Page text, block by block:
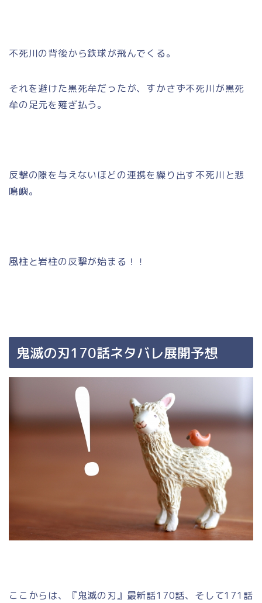
不死川の背後から鉄球が飛んでくる。
それを避けた黒死牟だったが、すかさず不死川が黒死
牟の足元を薙ぎ払う。
反撃の隙を与えないほどの連携を繰り出す不死川と悲
鳴嶼。
風柱と岩柱の反撃が始まる！！
鬼滅の刃170話ネタバレ展開予想
ここからは、『鬼滅の刃』最新話170話、そして171話